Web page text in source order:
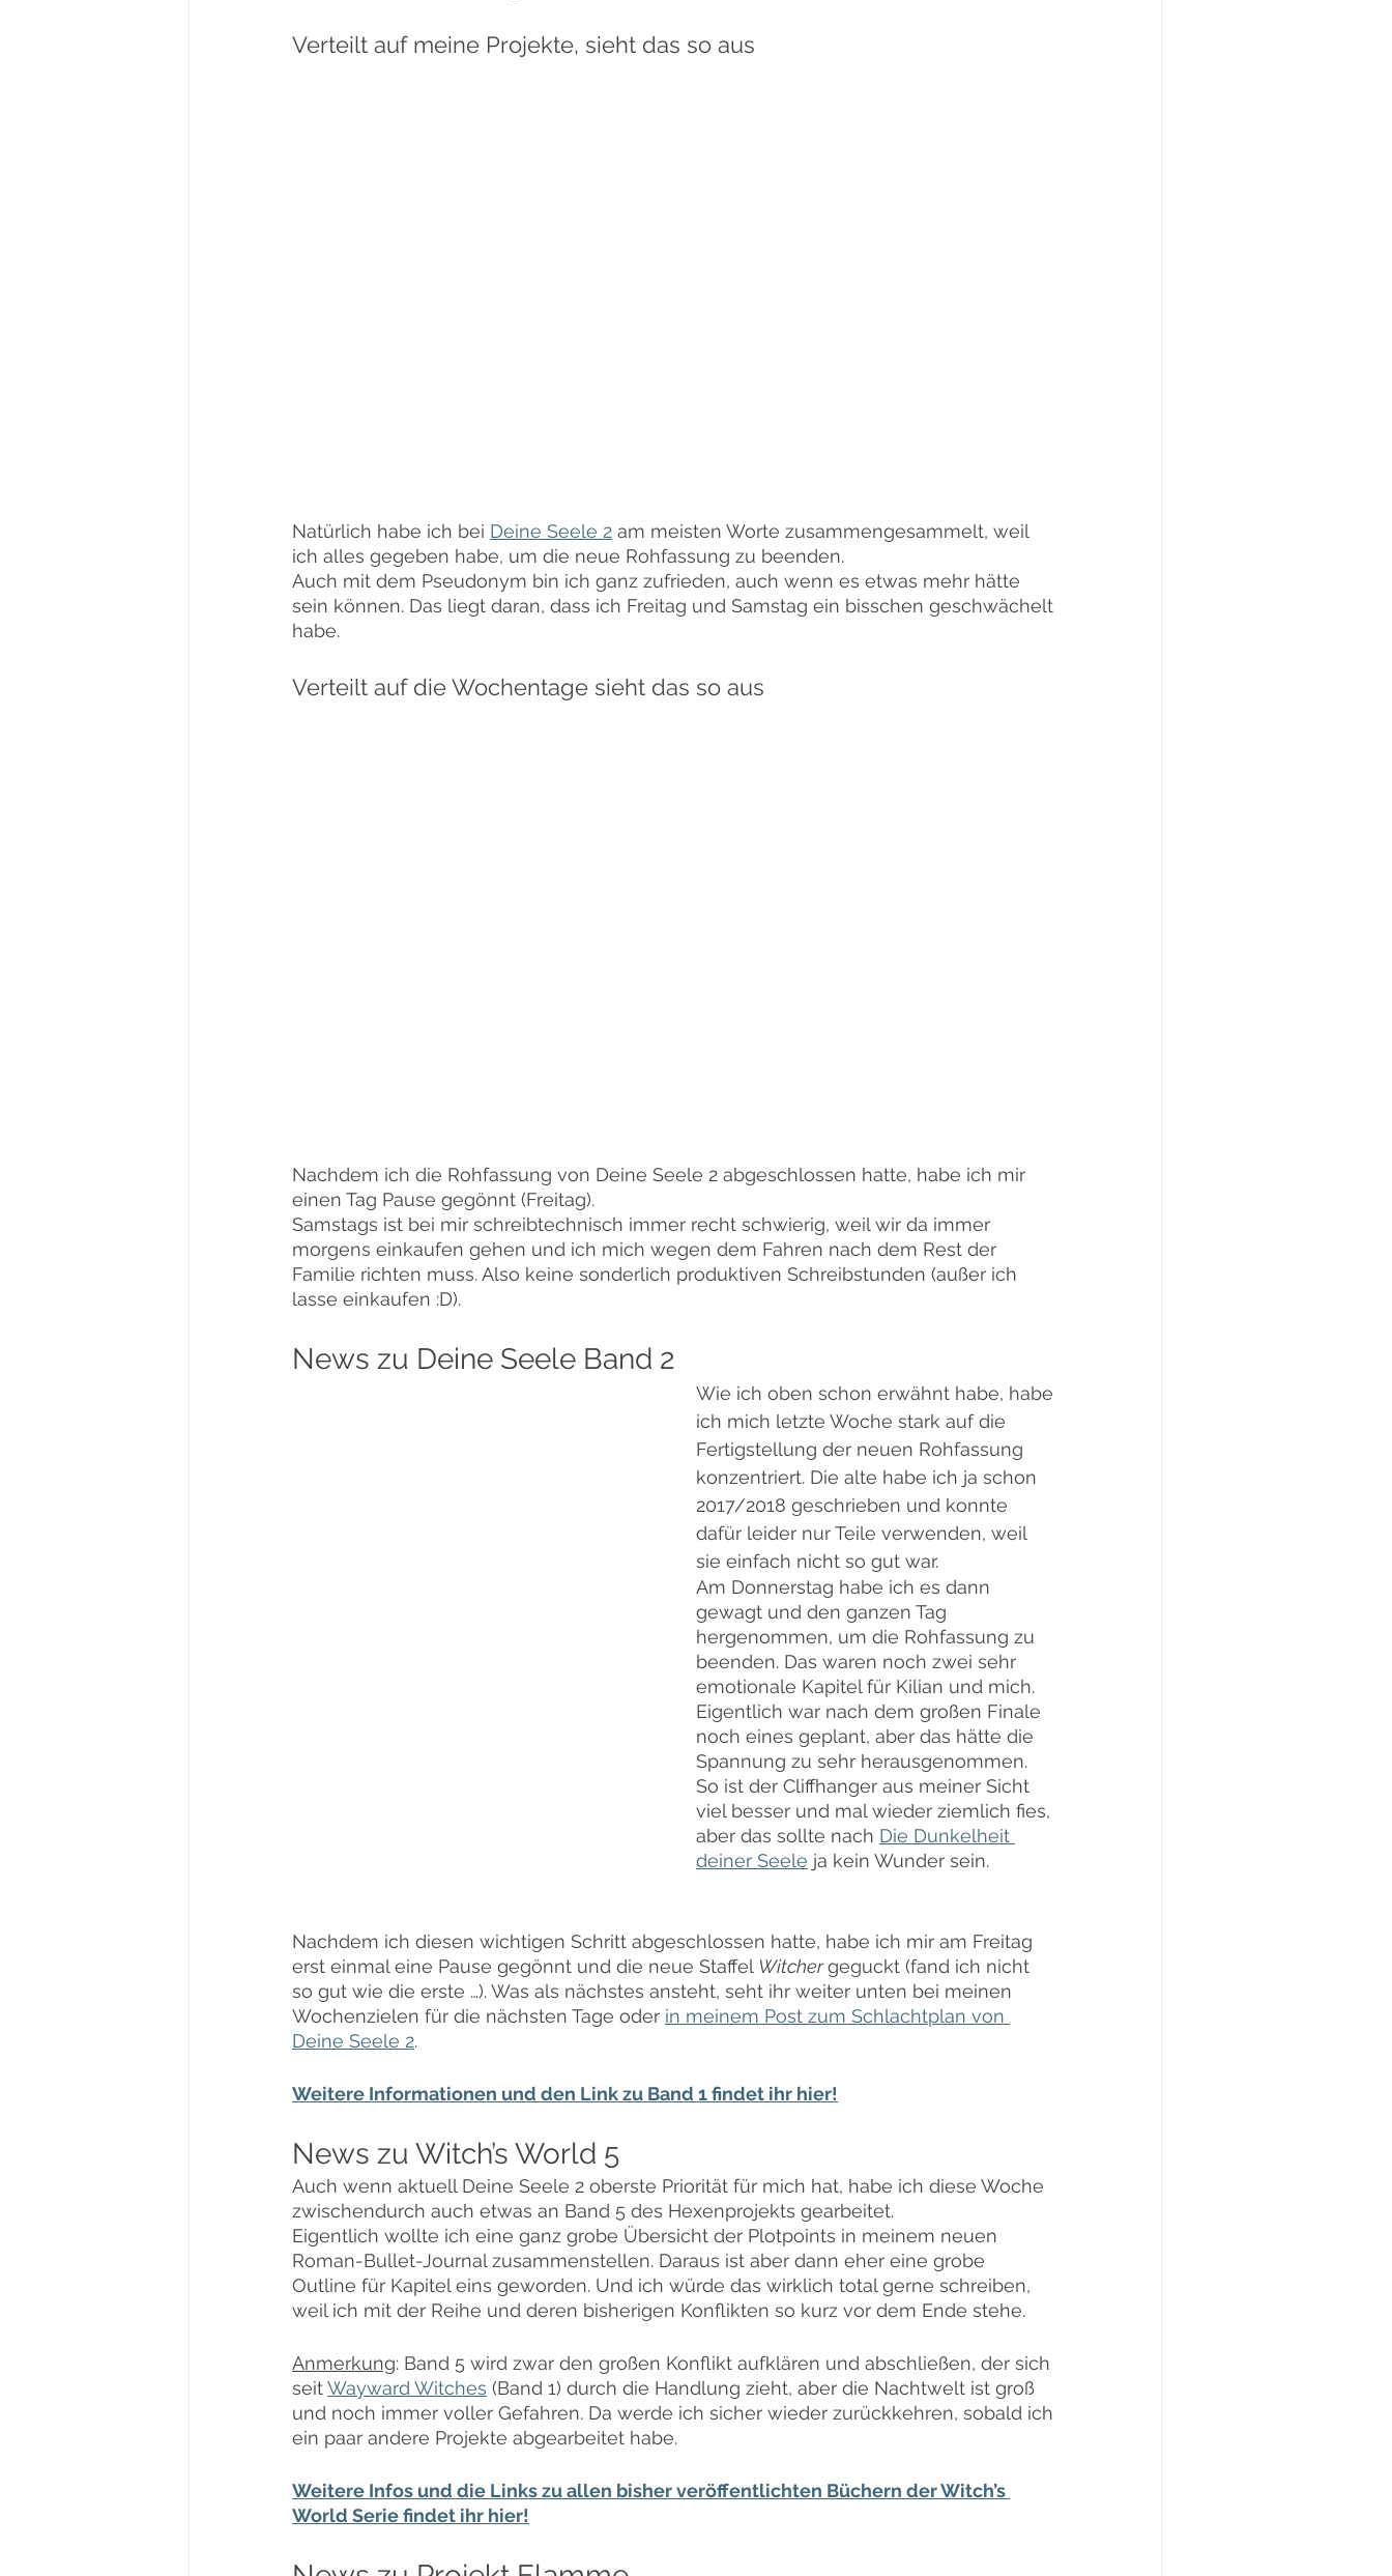
Verteilt auf meine Projekte, sieht das so aus
Natürlich habe ich bei Deine Seele 2 am meisten Worte zusammengesammelt, weil
ich alles gegeben habe, um die neue Rohfassung zu beenden.
Auch mit dem Pseudonym bin ich ganz zufrieden, auch wenn es etwas mehr hätte
sein können. Das liegt daran, dass ich Freitag und Samstag ein bisschen geschwächelt
habe.
Verteilt auf die Wochentage sieht das so aus
Nachdem ich die Rohfassung von Deine Seele 2 abgeschlossen hatte, habe ich mir
einen Tag Pause gegönnt (Freitag).
Samstags ist bei mir schreibtechnisch immer recht schwierig, weil wir da immer
morgens einkaufen gehen und ich mich wegen dem Fahren nach dem Rest der
Familie richten muss. Also keine sonderlich produktiven Schreibstunden (außer ich
lasse einkaufen :D).
News zu Deine Seele Band 2
Wie ich oben schon erwähnt habe, habe
ich mich letzte Woche stark auf die
Fertigstellung der neuen Rohfassung
konzentriert. Die alte habe ich ja schon
2017/2018 geschrieben und konnte
dafür leider nur Teile verwenden, weil
sie einfach nicht so gut war.
Am Donnerstag habe ich es dann
gewagt und den ganzen Tag
hergenommen, um die Rohfassung zu
beenden. Das waren noch zwei sehr
emotionale Kapitel für Kilian und mich.
Eigentlich war nach dem großen Finale
noch eines geplant, aber das hätte die
Spannung zu sehr herausgenommen.
So ist der Cliffhanger aus meiner Sicht
viel besser und mal wieder ziemlich fies,
aber das sollte nach Die Dunkelheit
deiner Seele ja kein Wunder sein.
Nachdem ich diesen wichtigen Schritt abgeschlossen hatte, habe ich mir am Freitag
erst einmal eine Pause gegönnt und die neue Staffel Witcher geguckt (fand ich nicht
so gut wie die erste …). Was als nächstes ansteht, seht ihr weiter unten bei meinen
Wochenzielen für die nächsten Tage oder in meinem Post zum Schlachtplan von
Deine Seele 2.
Weitere Informationen und den Link zu Band 1 findet ihr hier!
News zu Witch’s World 5
Auch wenn aktuell Deine Seele 2 oberste Priorität für mich hat, habe ich diese Woche
zwischendurch auch etwas an Band 5 des Hexenprojekts gearbeitet.
Eigentlich wollte ich eine ganz grobe Übersicht der Plotpoints in meinem neuen
Roman-Bullet-Journal zusammenstellen. Daraus ist aber dann eher eine grobe
Outline für Kapitel eins geworden. Und ich würde das wirklich total gerne schreiben,
weil ich mit der Reihe und deren bisherigen Konflikten so kurz vor dem Ende stehe.
Anmerkung: Band 5 wird zwar den großen Konflikt aufklären und abschließen, der sich
seit Wayward Witches (Band 1) durch die Handlung zieht, aber die Nachtwelt ist groß
und noch immer voller Gefahren. Da werde ich sicher wieder zurückkehren, sobald ich
ein paar andere Projekte abgearbeitet habe.
Weitere Infos und die Links zu allen bisher veröffentlichten Büchern der Witch’s
World Serie findet ihr hier!